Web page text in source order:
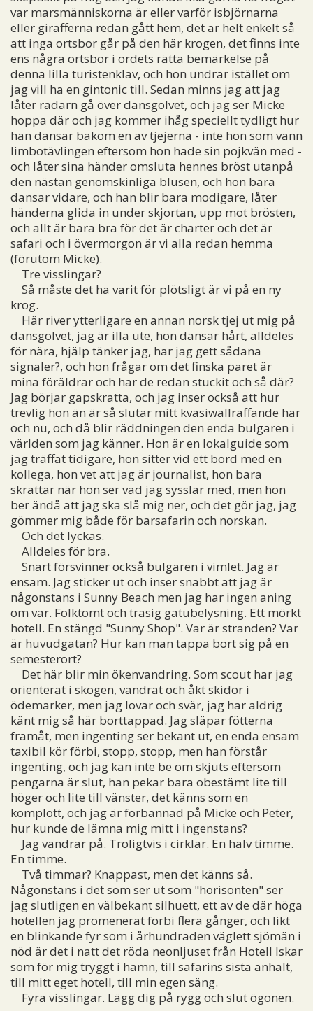
var marsmänniskorna är eller varför isbjörnarna
eller girafferna redan gått hem, det är helt enkelt så
att inga ortsbor går på den här krogen, det finns inte
ens några ortsbor i ordets rätta bemärkelse på
denna lilla turistenklav, och hon undrar istället om
jag vill ha en gintonic till. Sedan minns jag att jag
låter radarn gå över dansgolvet, och jag ser Micke
hoppa där och jag kommer ihåg speciellt tydligt hur
han dansar bakom en av tjejerna - inte hon som vann
limbotävlingen eftersom hon hade sin pojkvän med -
och låter sina händer omsluta hennes bröst utanpå
den nästan genomskinliga blusen, och hon bara
dansar vidare, och han blir bara modigare, låter
händerna glida in under skjortan, upp mot brösten,
och allt är bara bra för det är charter och det är
safari och i övermorgon är vi alla redan hemma
(förutom Micke).
Tre visslingar?
Så måste det ha varit för plötsligt är vi på en ny
krog.
Här river ytterligare en annan norsk tjej ut mig på
dansgolvet, jag är illa ute, hon dansar hårt, alldeles
för nära, hjälp tänker jag, har jag gett sådana
signaler?, och hon frågar om det finska paret är
mina föräldrar och har de redan stuckit och så där?
Jag börjar gapskratta, och jag inser också att hur
trevlig hon än är så slutar mitt kvasiwallraffande här
och nu, och då blir räddningen den enda bulgaren i
världen som jag känner. Hon är en lokalguide som
jag träffat tidigare, hon sitter vid ett bord med en
kollega, hon vet att jag är journalist, hon bara
skrattar när hon ser vad jag sysslar med, men hon
ber ändå att jag ska slå mig ner, och det gör jag, jag
gömmer mig både för barsafarin och norskan.
Och det lyckas.
Alldeles för bra.
Snart försvinner också bulgaren i vimlet. Jag är
ensam. Jag sticker ut och inser snabbt att jag är
någonstans i Sunny Beach men jag har ingen aning
om var. Folktomt och trasig gatubelysning. Ett mörkt
hotell. En stängd "Sunny Shop". Var är stranden? Var
är huvudgatan? Hur kan man tappa bort sig på en
semesterort?
Det här blir min ökenvandring. Som scout har jag
orienterat i skogen, vandrat och åkt skidor i
ödemarker, men jag lovar och svär, jag har aldrig
känt mig så här borttappad. Jag släpar fötterna
framåt, men ingenting ser bekant ut, en enda ensam
taxibil kör förbi, stopp, stopp, men han förstår
ingenting, och jag kan inte be om skjuts eftersom
pengarna är slut, han pekar bara obestämt lite till
höger och lite till vänster, det känns som en
komplott, och jag är förbannad på Micke och Peter,
hur kunde de lämna mig mitt i ingenstans?
Jag vandrar på. Troligtvis i cirklar. En halv timme.
En timme.
Två timmar? Knappast, men det känns så.
Någonstans i det som ser ut som "horisonten" ser
jag slutligen en välbekant silhuett, ett av de där höga
hotellen jag promenerat förbi flera gånger, och likt
en blinkande fyr som i århundraden väglett sjömän i
nöd är det i natt det röda neonljuset från Hotell Iskar
som för mig tryggt i hamn, till safarins sista anhalt,
till mitt eget hotell, till min egen säng.
Fyra visslingar. Lägg dig på rygg och slut ögonen.